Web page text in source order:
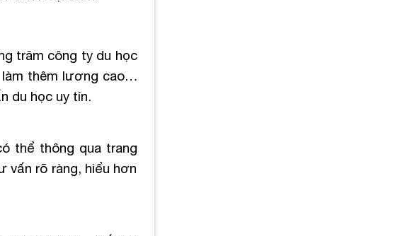
trăm công ty du học
làm thêm lương cao…
du học uy tín.
thể thông qua trang
vấn rõ ràng, hiểu hơn